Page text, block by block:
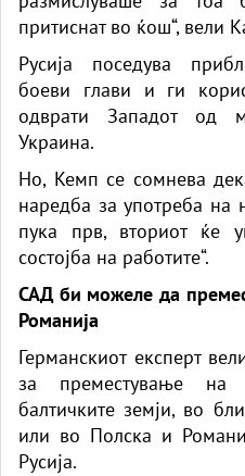
притиснат во ќош“, вели
Русија поседува
боеви глави и ги
одврати Западот од
Украина.
Но, Кемп се сомнева
наредба за употреба на
пука прв, вториот ќе
состојба на работите“.
САД би можеле да
Романија
Германскиот експерт
за преместување на
балтичките земји, во
или во Полска и
Русија.